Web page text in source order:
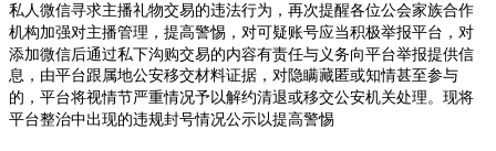
私人微信寻求主播礼物交易的违法行为 ， 再次提醒各位公会家族合作
机构加强对主播管理 ， 提高警惕 ， 对可疑账号应当积极举报平台 ， 对
添加微信后通过私下沟购交易的内容有责任与义务向平台举报提供信
息 ， 由平台跟属地公安移交材料证据 ， 对隐瞒藏匿或知情甚至参与
的 ， 平台将视情节严重情况予以解约清退或移交公安机关处理 。 现将
平台整治中出现的违规封号情况公示以提高警惕